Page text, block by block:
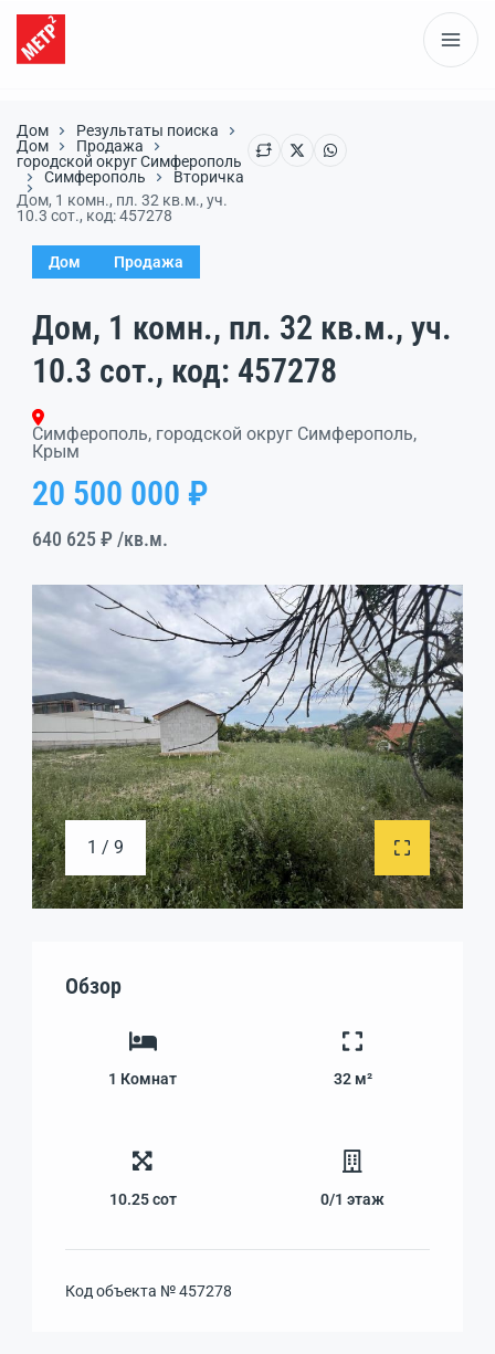
Дом
Результаты поиска
Дом
Продажа
городской округ Симферополь
Симферополь
Вторичка
Дом, 1 комн., пл. 32 кв.м., уч.
10.3 сот., код: 457278
Дом Продажа
Дом, 1 комн., пл. 32 кв.м., уч.
10.3 сот., код: 457278
Симферополь, городской округ Симферополь,
Крым
20 500 000 ₽
640 625 ₽ /кв.м.
1 / 9
Обзор
1 Комнат 32 м²
10.25 сот 0/1 этаж
Код объекта №457278